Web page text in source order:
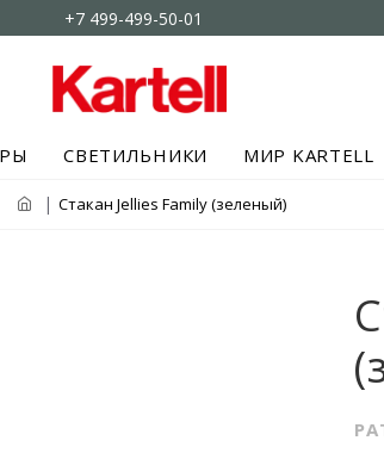
+7 499-499-50-01
СВЕТИЛЬНИКИ МИР KARTELL
Cтакан Jellies Family (зеленый)